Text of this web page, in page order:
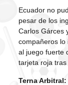
Ecuador no
pesar de los
Carlos Gárces
compañeros lo
al juego fuerte
tarjeta roja tras
Terna Arbitral: